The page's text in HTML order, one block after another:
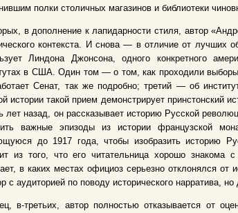
полки столичных магазинов и библиотеки
в дополнение к лапидарности стиля, автор
контекста. И снова — в отличие от лучших
Линдона Джонсона, одного конкретного
в США. Один том — о том, как проходили
Сенат, так же подробно; третий — об
истории такой прием демонстрирует
лет назад, он рассказывает историю Русской
важные эпизоды из истории французской
до 1917 года, чтобы изобразить историю
из того, что его читательница хорошо
в каких местах официоз серьезно отклонялся от
с аудиторией по поводу исторического нарратива,
в-третьих, автор полностью отказывается от